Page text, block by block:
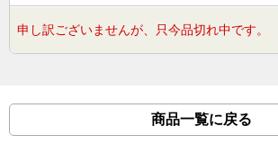
申し訳ございませんが、只今品切れ中です。
商品一覧に戻る